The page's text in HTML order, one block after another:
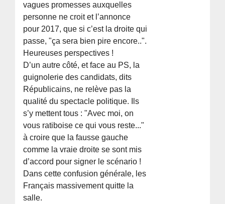
vagues promesses auxquelles
personne ne croit et l’annonce
pour 2017, que si c’est la droite qui
passe, "ça sera bien pire encore..".
Heureuses perspectives !
D’un autre côté, et face au PS, la
guignolerie des candidats, dits
Républicains, ne relève pas la
qualité du spectacle politique. Ils
s’y mettent tous : "Avec moi, on
vous ratiboise ce qui vous reste..."
à croire que la fausse gauche
comme la vraie droite se sont mis
d’accord pour signer le scénario !
Dans cette confusion générale, les
Français massivement quitte la
salle.